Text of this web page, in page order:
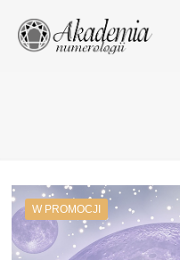
W PROMOCJI